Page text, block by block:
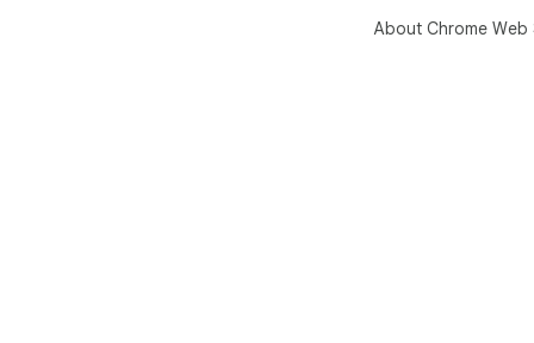
About Chrome Web